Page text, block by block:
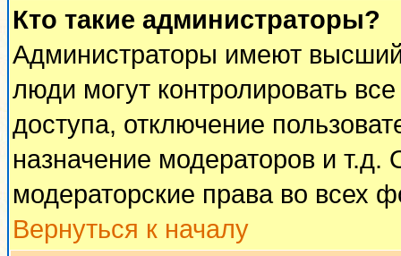
Кто такие администраторы?
Администраторы имеют
люди могут контролировать
доступа, отключение
назначение модераторов и
модераторские права во всех
Вернуться к началу